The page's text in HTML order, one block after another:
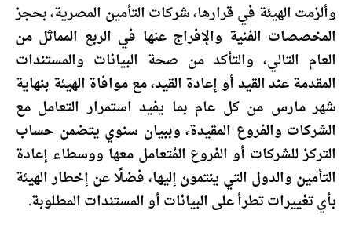
وألزمت الهيئة في قرارها، شركات التأمين المصرية، بحجز
المخصصات الفنية والإفراج عنها في الربع المماثل من
العام التالي، والتأكد من صحة البيانات والمستندات
المقدمة عند القيد أو إعادة القيد، مع موافاة الهيئة بنهاية
شهر مارس من كل عام بما يفيد استمرار التعامل مع
الشركات والفروع المقيدة، وببيان سنوي يتضمن حساب
التركز للشركات أو الفروع المُتعامل معها ووسطاء إعادة
التأمين والدول التي ينتمون إليها، فضلًا عن إخطار الهيئة
بأي تغييرات تطرأ على البيانات أو المستندات المطلوبة.